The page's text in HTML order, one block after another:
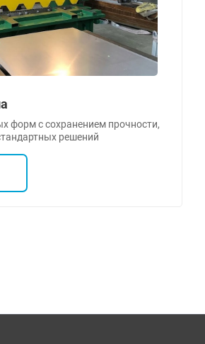
форм с сохранением прочности,
решений